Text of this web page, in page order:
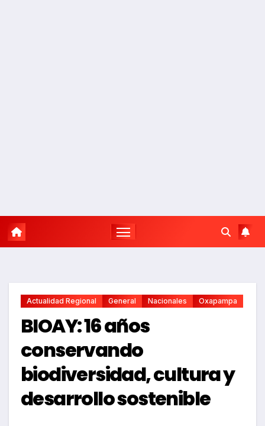
Actualidad Regional General Nacionales Oxapampa
BIOAY: 16 años
conservando
biodiversidad, cultura y
desarrollo sostenible